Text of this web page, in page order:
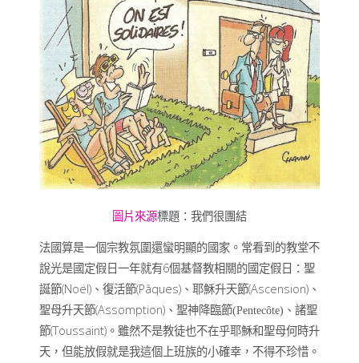
圖片來源標題：我們很團結
法國算是一個宗教氛圍還蠻明顯的國家。常看到的教堂不
說光是國定假日一年就有6個基督教相關的國定假日：聖
誕節(Noël)、復活節(Pâques)、耶穌升天節(Ascension)、
聖母升天節(Assomption)、 聖神降臨節(Pentecôte) 、諸聖
節(Toussaint)。 雖然不是教徒也不在乎耶穌和聖母何時升
天，但能放假就是我這個上班族的小確幸，不得不珍惜。